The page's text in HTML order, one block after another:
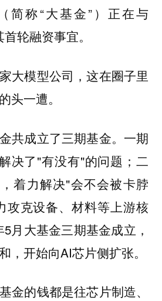
简称“大基金”）正在与
轮融资事宜。
大模型公司，这在圈子里
头一遭。
共成立了三期基金。一期
决了"有没有"的问题；二
着力解决"会不会被卡脖
攻克设备、材料等上游核
月大基金三期基金成立，
，开始向AI芯片侧扩张。
金的钱都是往芯片制造、